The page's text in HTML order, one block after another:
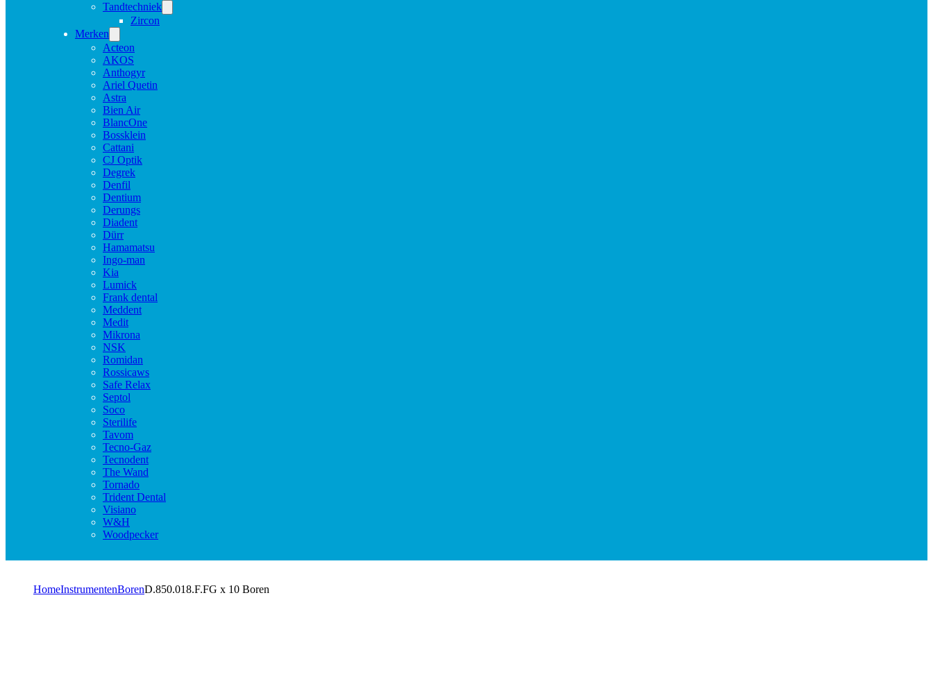
Tandtechniek
Zircon
Merken
Acteon
AKOS
Anthogyr
Ariel Quetin
Astra
Bien Air
BlancOne
Bossklein
Cattani
CJ Optik
Degrek
Denfil
Dentium
Derungs
Diadent
Dürr
Hamamatsu
Ingo-man
Kia
Lumick
Frank dental
Meddent
Medit
Mikrona
NSK
Romidan
Rossicaws
Safe Relax
Septol
Soco
Sterilife
Tavom
Tecno-Gaz
Tecnodent
The Wand
Tornado
Trident Dental
Visiano
W&H
Woodpecker
HomeInstrumentenBorenD.850.018.F.FG x 10 Boren